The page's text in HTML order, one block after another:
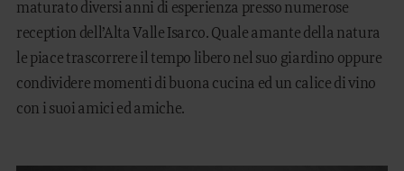
maturato diversi anni di esperienza presso numerose
reception dell’Alta Valle Isarco. Quale amante della natura
le piace trascorrere il tempo libero nel suo giardino oppure
condividere momenti di buona cucina ed un calice di vino
con i suoi amici ed amiche.